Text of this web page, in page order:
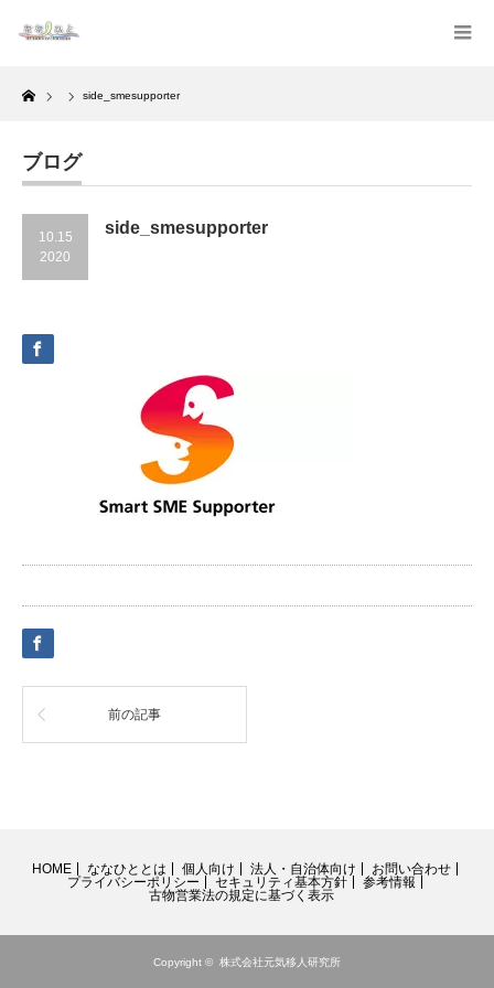
Home
side_smesupporter
ブログ
10.15
2020
side_smesupporter
前の記事
HOME ななひととは 個人向け 法人・自治体向け
お問い合わせ
プライバシーポリシー
セキュリティ基本方針
参考情報
古物営業法の規定に基づく表示
Copyright © 株式会社元気移人研究所